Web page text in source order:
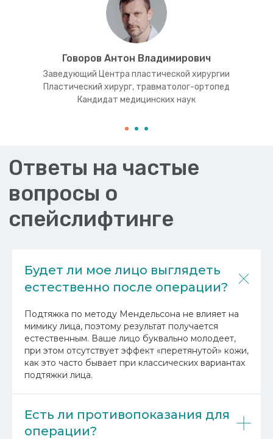
Говоров Антон Владимирович
Заведующий Центра пластической хирургии
Пластический хирург, травматолог-ортопед
Кандидат медицинских наук
Будет ли мое лицо выглядеть
естественно после операции?
Подтяжка по методу Мендельсона не влияет на
мимику лица, поэтому результат получается
естественным. Ваше лицо буквально молодеет,
при этом отсутствует эффект «перетянутой» кожи,
как это часто бывает при классических вариантах
подтяжки лица.
Есть ли противопоказания для
операции?
Политика конфиденциальности
Политика обработки персональных данных
ИМЕЮТСЯ ПРОТИВОПОКАЗАНИЯ. НЕОБХОДИМА